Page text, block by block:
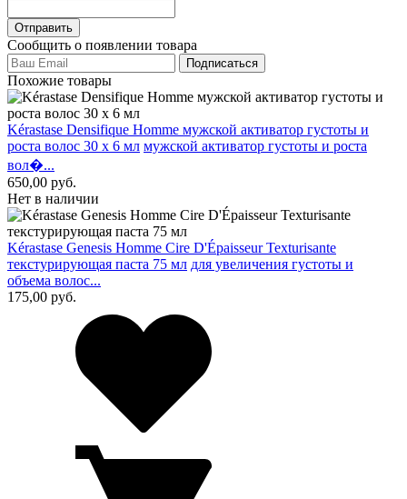
Сообщить о появлении товара
Похожие товары
Kérastase Densifique Homme мужской активатор густоты и
роста волос 30 x 6 мл мужской активатор густоты и роста
вол�...
650,00 руб.
Нет в наличии
Kérastase Genesis Homme Cire D'Épaisseur Texturisante
текстурирующая паста 75 мл для увеличения густоты и
объема волос...
175,00 руб.